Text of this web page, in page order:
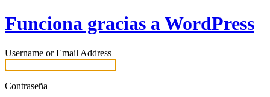
Funciona gracias a WordPress
Username or Email Address
Contraseña